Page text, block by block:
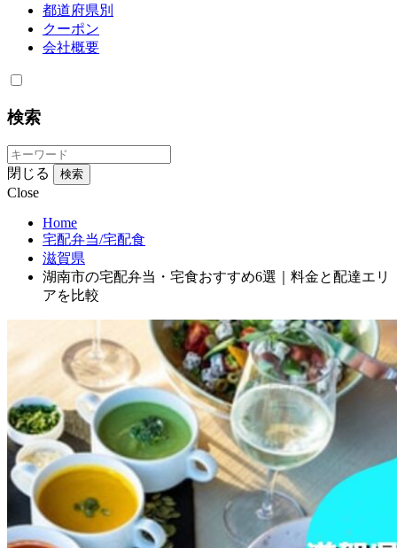
都道府県別
クーポン
会社概要
検索
閉じる 検索
Close
Home
宅配弁当/宅配食
滋賀県
湖南市の宅配弁当・宅食おすすめ6選｜料金と配達エリ
アを比較